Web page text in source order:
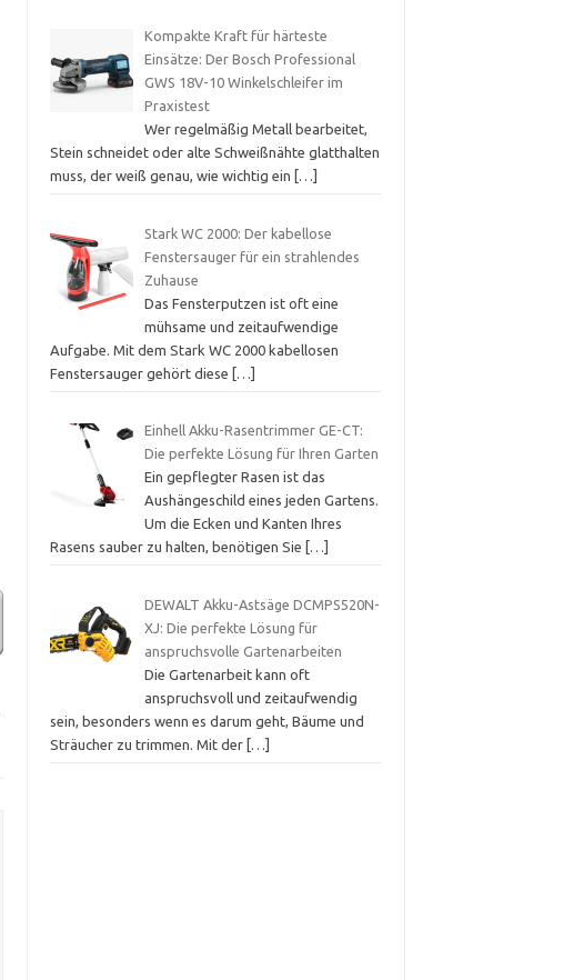
Kompakte Kraft für härteste
Einsätze: Der Bosch Professional
GWS 18V-10 Winkelschleifer im
Praxistest
Wer regelmäßig Metall bearbeitet,
Stein schneidet oder alte Schweißnähte glatthalten
muss, der weiß genau, wie wichtig ein
[…]
Stark WC 2000: Der kabellose
Fenstersauger für ein strahlendes
Zuhause
Das Fensterputzen ist oft eine
mühsame und zeitaufwendige
Aufgabe. Mit dem Stark WC 2000 kabellosen
Fenstersauger gehört diese
[…]
Einhell Akku-Rasentrimmer GE-CT:
Die perfekte Lösung für Ihren Garten
Ein gepflegter Rasen ist das
Aushängeschild eines jeden Gartens.
Um die Ecken und Kanten Ihres
Rasens sauber zu halten, benötigen Sie
[…]
DEWALT Akku-Astsäge DCMPS520N-
XJ: Die perfekte Lösung für
anspruchsvolle Gartenarbeiten
Die Gartenarbeit kann oft
anspruchsvoll und zeitaufwendig
sein, besonders wenn es darum geht, Bäume und
Sträucher zu trimmen. Mit der […]